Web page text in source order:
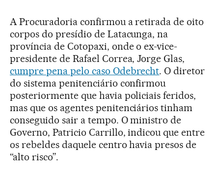
A Procuradoria confirmou a retirada de oito
corpos do presídio de Latacunga, na
província de Cotopaxi, onde o ex-vice-
presidente de Rafael Correa, Jorge Glas,
cumpre pena pelo caso Odebrecht. O diretor
do sistema penitenciário confirmou
posteriormente que havia policiais feridos,
mas que os agentes penitenciários tinham
conseguido sair a tempo. O ministro de
Governo, Patricio Carrillo, indicou que entre
os rebeldes daquele centro havia presos de
“alto risco”.